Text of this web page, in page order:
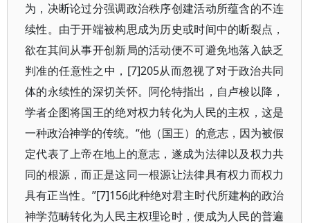
为，决断论过分强调政治秩序创建活动所蕴含的不连
续性。由于开端被构思成为历史或时间中的断裂点，
欲在其间从事开创新局的活动便不可避免地落入缺乏
判准的任意性之中，[7]205从而忽视了对于政治共同
体的永续性的深切关怀。阿伦特指出，自卢梭以降，
学者企图将国王的绝对权力转化为人民的主权，这是
一种政治神学的传统。“他（国王）的意志，因为被假
定代表了上帝在地上的意志，遂成为法律以及权力共
同的根源，而正是这同一根源让法律具有权力而权力
具有正当性。”[7]156此种绝对君主时代所建构的政治
神学范畴转化为人民主权理论时，便成为人民的普遍